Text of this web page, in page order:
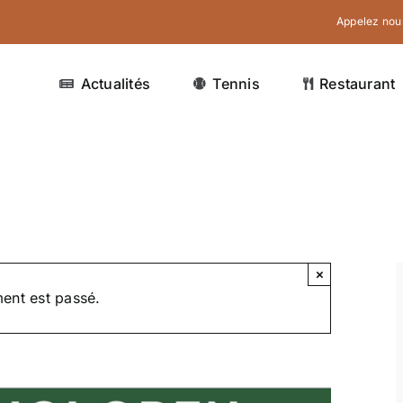
Appelez
Actualités Tennis Restaurant
est passé.
×